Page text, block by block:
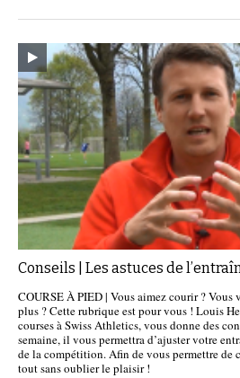
Conseils | Les astuces de
COURSE À PIED | Vous aimez courir ? Vous
plus ? Cette rubrique est pour vous ! Louis
courses à Swiss Athletics, vous donne des
semaine, il vous permettra d’ajuster votre
de la compétition. Afin de vous permettre
tout sans oublier le plaisir !